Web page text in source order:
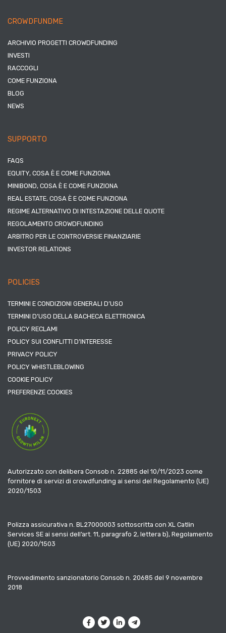
CROWDFUNDME
ARCHIVIO PROGETTI CROWDFUNDING
INVESTI
RACCOGLI
COME FUNZIONA
BLOG
NEWS
SUPPORTO
FAQS
EQUITY, COSA È E COME FUNZIONA
MINIBOND, COSA È E COME FUNZIONA
REAL ESTATE, COSA È E COME FUNZIONA
REGIME ALTERNATIVO DI INTESTAZIONE DELLE QUOTE
REGOLAMENTO CROWDFUNDING
ARBITRO PER LE CONTROVERSIE FINANZIARIE
INVESTOR RELATIONS
POLICIES
TERMINI E CONDIZIONI GENERALI D’USO
TERMINI D’USO DELLA BACHECA ELETTRONICA
POLICY RECLAMI
POLICY SUI CONFLITTI D’INTERESSE
PRIVACY POLICY
POLICY WHISTLEBLOWING
COOKIE POLICY
PREFERENZE COOKIES
Autorizzato con delibera Consob n. 22885 del 10/11/2023 come
fornitore di servizi di crowdfunding ai sensi del Regolamento (UE)
2020/1503
Polizza assicurativa n. BL27000003 sottoscritta con XL Catlin
Services SE ai sensi dell’art. 11, paragrafo 2, lettera b), Regolamento
(UE) 2020/1503
Provvedimento sanzionatorio Consob n. 20685 del 9 novembre
2018